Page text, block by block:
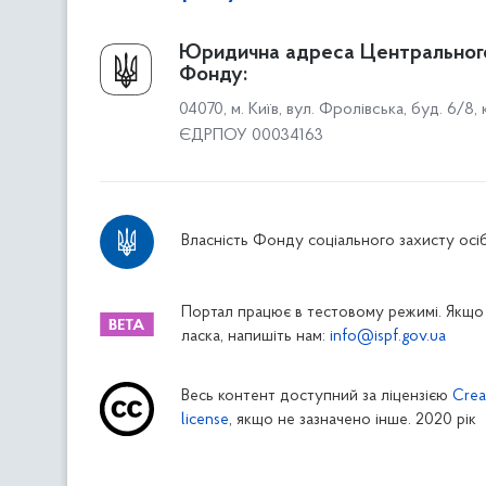
Про Фонд
Керівництво
Структура Фонду
Територіальні відділення
Дніпропетровське відділення
Житомирське відділення
Закарпатське відділення
Запорізьке відділення
Івано-Франківське відділення
Юридична адреса
Фонду:
04070, м. Київ, вул. Фролівська, буд. 6/8,
ЄДРПОУ 00034163
Власність Фонду соціального захисту осіб
Портал працює в тестовому режимі. Якщо
ласка, напишіть нам: info@ispf.gov.ua
Весь контент доступний за ліцензією
license, якщо не зазначено інше. 2020 рік